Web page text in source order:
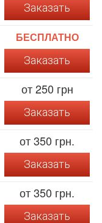
Заказать
БЕСПЛАТНО
Заказать
от 250 грн
Заказать
от 350 грн.
Заказать
от 350 грн.
Заказать